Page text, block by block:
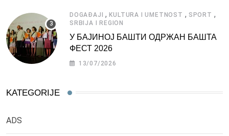
DOGAĐAJI ,KULTURA I UMETNOST , SPORT ,
SRBIJA I REGION
У БАЈИНОЈ БАШТИ ОДРЖАН БАШТА
ФЕСТ 2026
13/07/2026
KATEGORIJE
ADS